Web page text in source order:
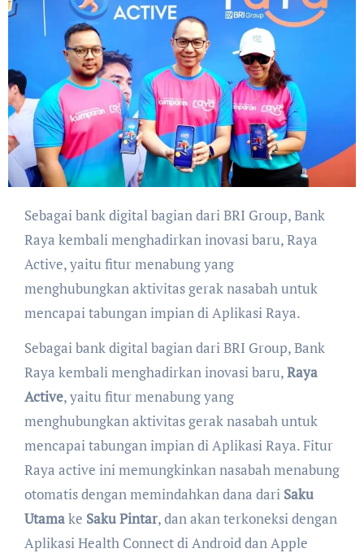
Sebagai bank digital bagian dari BRI Group, Bank
Raya kembali menghadirkan inovasi baru, Raya
Active, yaitu fitur menabung yang
menghubungkan aktivitas gerak nasabah untuk
mencapai tabungan impian di Aplikasi Raya.
Sebagai bank digital bagian dari BRI Group, Bank
Raya kembali menghadirkan inovasi baru,Raya
Active, yaitu fitur menabung yang
menghubungkan aktivitas gerak nasabah untuk
mencapai tabungan impian di Aplikasi Raya. Fitur
Raya active ini memungkinkan nasabah menabung
otomatis dengan memindahkan dana dari Saku
Utamake Saku Pintar, dan akan terkoneksi dengan
Aplikasi Health Connect di Android dan Apple